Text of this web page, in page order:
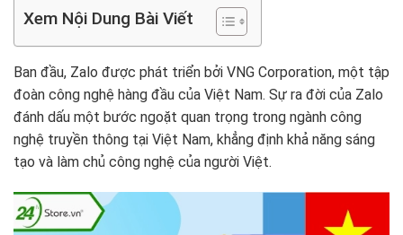
Xem Nội Dung Bài Viết
Ban đầu, Zalo được phát triển bởi VNG Corporation, một tập
đoàn công nghệ hàng đầu của Việt Nam. Sự ra đời của Zalo
đánh dấu một bước ngoặt quan trọng trong ngành công
nghệ truyền thông tại Việt Nam, khẳng định khả năng sáng
tạo và làm chủ công nghệ của người Việt.